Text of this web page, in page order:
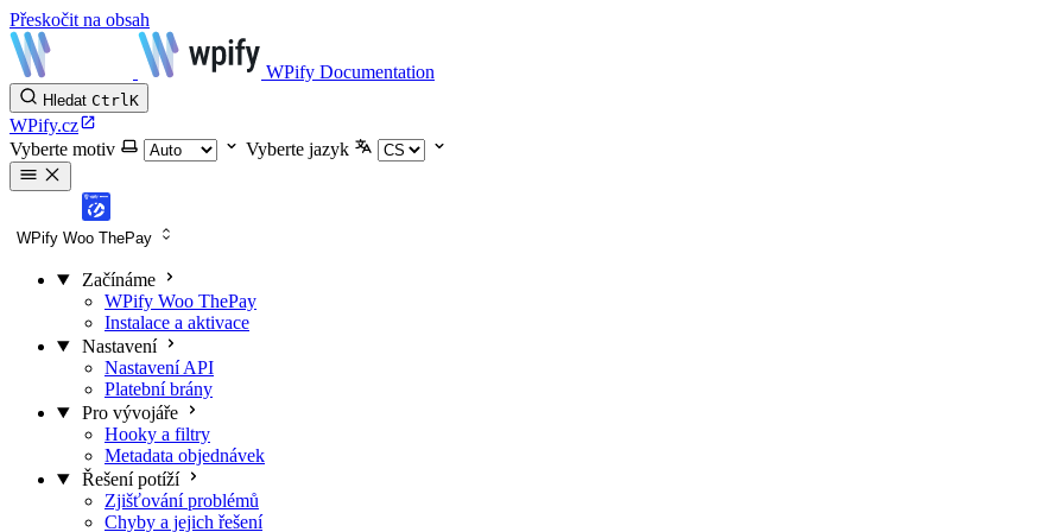
Přeskočit na obsah
WPify Documentation
Hledat CtrlK
WPify.cz
Vyberte motiv
Vyberte jazyk
WPify Woo ThePay
Začínáme
WPify Woo ThePay
Instalace a aktivace
Nastavení
Nastavení API
Platební brány
Pro vývojáře
Hooky a filtry
Metadata objednávek
Řešení potíží
Zjišťování problémů
Chyby a jejich řešení